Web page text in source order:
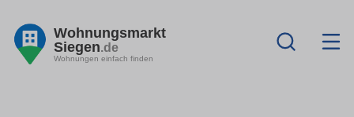
Wohnungsmarkt
Siegen.de
Wohnungen einfach finden